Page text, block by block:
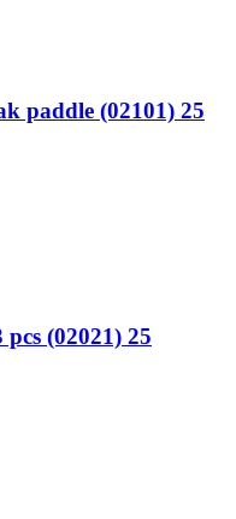
paddle (02101) 25
(02021) 25